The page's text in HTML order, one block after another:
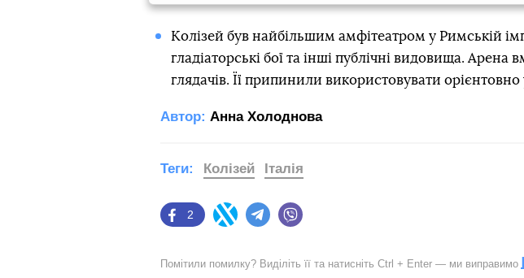
Колізей був найбільшим амфітеатром у Римській
гладіаторські бої та інші публічні видовища. Арена
глядачів. Її припинили використовувати орієнтовно
Автор: Анна Холоднова
Facebook
2
Twitter Telegram
Теги: Колізей Італія
Помітили помилку? Виділіть її та натисніть Ctrl + Enter — ми виправимо